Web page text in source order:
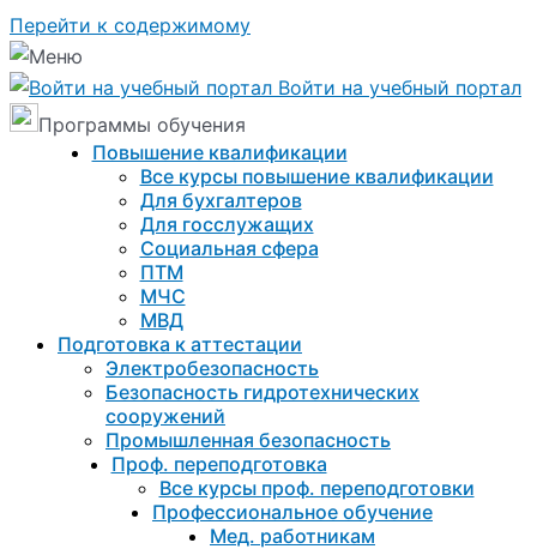
Перейти к содержимому
Войти на учебный портал
Программы обучения
Повышение квалификации
Все курсы повышение квалификации
Для бухгалтеров
Для госслужащих
Социальная сфера
ПТМ
МЧС
МВД
Подготовка к aттестации
Электробезопасность
Безопасность гидротехнических
сооружений
Промышленная безопасность
Проф. переподготовка
Все курсы проф. переподготовки
Профессиональное обучение
Мед. работникам